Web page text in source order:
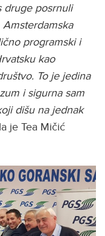
druge posrnuli
programski i
kao
To je jedina
i sigurna sam
dišu na jednak
je Tea Mičić